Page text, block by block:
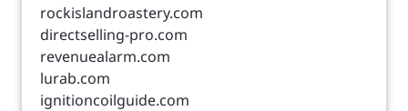
rockislandroastery.com
directselling-pro.com
revenuealarm.com
lurab.com
ignitioncoilguide.com